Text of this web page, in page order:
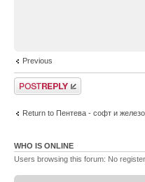
Previous
Post a reply
Return to Пентева - софт и железо
WHO IS ONLINE
Users browsing this forum: No